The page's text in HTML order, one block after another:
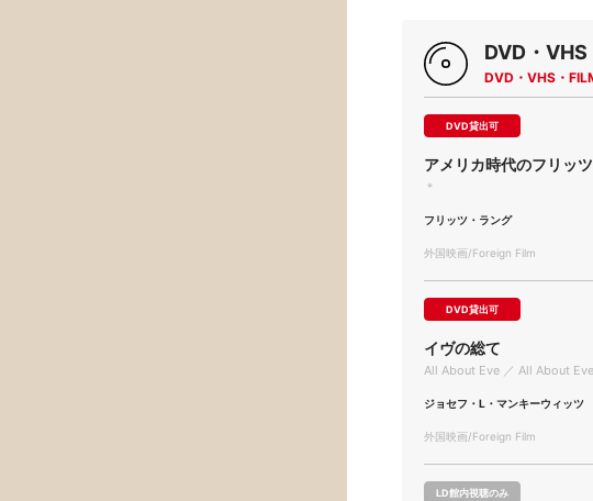
DVD・
DVD・VHS・
DVD貸出可
アメリカ時代のフリッ
＊
フリッツ・ラング
外国映画/Foreign Film
DVD貸出可
イヴの総て
All About Eve ／ All About Eve
ジョセフ・L・マンキーウィッツ
外国映画/Foreign Film
LD館内視聴のみ